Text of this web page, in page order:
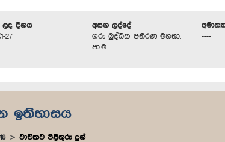
ලද දිනය
27
අසන ලද්දේ
ගරු බුද්ධික පතිරණ මහතා,
පා.ම.
----
ඉතිහාසය
වාචිකව පිළිතුරු දුන්